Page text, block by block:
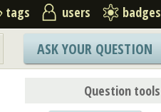
tags users badges
ASK YOUR QUESTION
Question tools